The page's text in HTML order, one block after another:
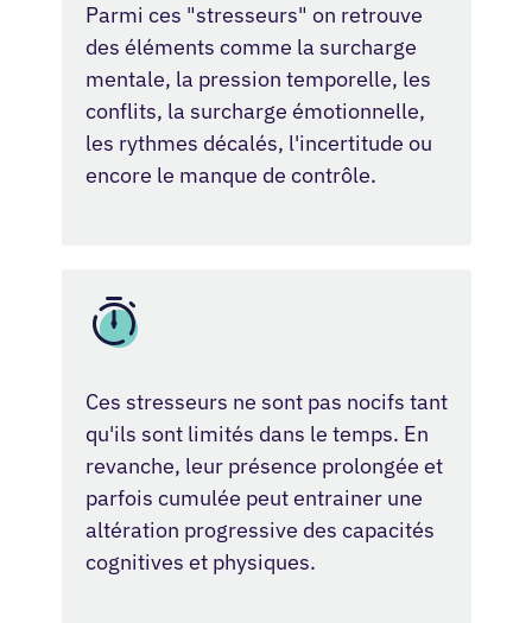
Parmi ces "stresseurs" on retrouve
des éléments comme la surcharge
mentale, la pression temporelle, les
conflits, la surcharge émotionnelle,
les rythmes décalés, l'incertitude ou
encore le manque de contrôle.
Ces stresseurs ne sont pas nocifs tant
qu'ils sont limités dans le temps. En
revanche, leur présence prolongée et
parfois cumulée peut entrainer une
altération progressive des capacités
cognitives et physiques.